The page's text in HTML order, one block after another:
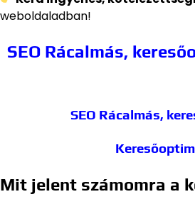
weboldaladban!
SEO Rácalmás,
SEO Rácalmás,
Mit jelent számomra a